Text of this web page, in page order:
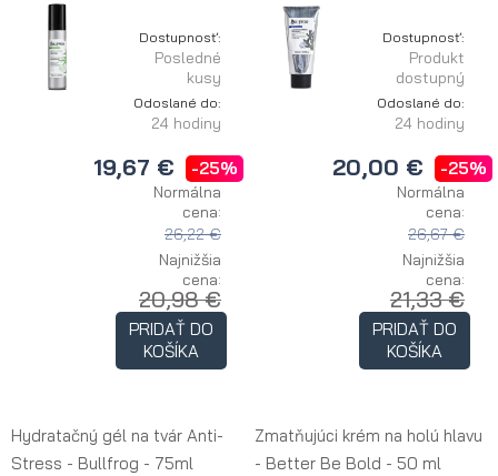
Dostupnosť:
Posledné
kusy
Odoslané do:
24 hodiny
19,67 € -25%
Normálna
cena:
26,22 €
Najnižšia
cena:
20,98 €
PRIDAŤ DO
KOŠÍKA
Dostupnosť:
Produkt
dostupný
Odoslané do:
24 hodiny
20,00 € -25%
Normálna
cena:
26,67 €
Najnižšia
cena:
21,33 €
PRIDAŤ DO
KOŠÍKA
Hydratačný gél na tvár Anti-
Stress - Bullfrog - 75ml
Zmatňujúci krém na holú hlavu
- Better Be Bold - 50 ml